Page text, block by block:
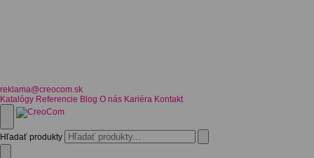
reklama@creocom.sk
Katalógy Referencie Blog O nás Kariéra Kontakt
Hľadať produkty